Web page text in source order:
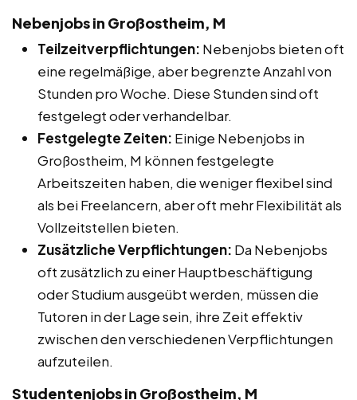
Nebenjobs in Großostheim, M
Teilzeitverpflichtungen: Nebenjobs bieten oft
eine regelmäßige, aber begrenzte Anzahl von
Stunden pro Woche. Diese Stunden sind oft
festgelegt oder verhandelbar.
Festgelegte Zeiten: Einige Nebenjobs in
Großostheim, M können festgelegte
Arbeitszeiten haben, die weniger flexibel sind
als bei Freelancern, aber oft mehr Flexibilität als
Vollzeitstellen bieten.
Zusätzliche Verpflichtungen: Da Nebenjobs
oft zusätzlich zu einer Hauptbeschäftigung
oder Studium ausgeübt werden, müssen die
Tutoren in der Lage sein, ihre Zeit effektiv
zwischen den verschiedenen Verpflichtungen
aufzuteilen.
Studentenjobs in Großostheim, M